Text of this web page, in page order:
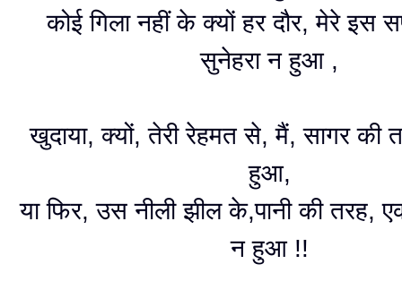
कोई गिला नहीं के क्यों हर दौर, मेरे इस
सुनेहरा न हुआ ,
खुदाया, क्यों, तेरी रेहमत से, मैं, सागर की
हुआ,
या फिर, उस नीली झील के,पानी की तरह,
न हुआ !!